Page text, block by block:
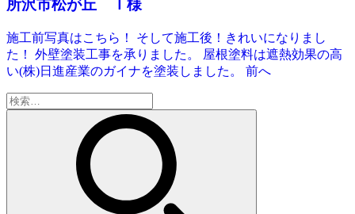
所沢市松が丘 Ｉ様
施工前写真はこちら！ そして施工後！きれいになりまし
た！ 外壁塗装工事を承りました。 屋根塗料は遮熱効果の高
い(株)日進産業のガイナを塗装しました。 前へ
検
索: